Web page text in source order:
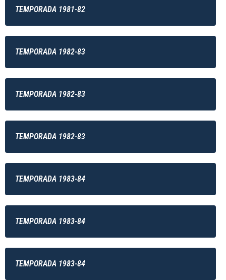
TEMPORADA 1981-82
TEMPORADA 1982-83
TEMPORADA 1982-83
TEMPORADA 1982-83
TEMPORADA 1983-84
TEMPORADA 1983-84
TEMPORADA 1983-84